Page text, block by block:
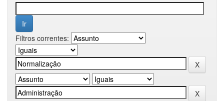
Filtros correntes: